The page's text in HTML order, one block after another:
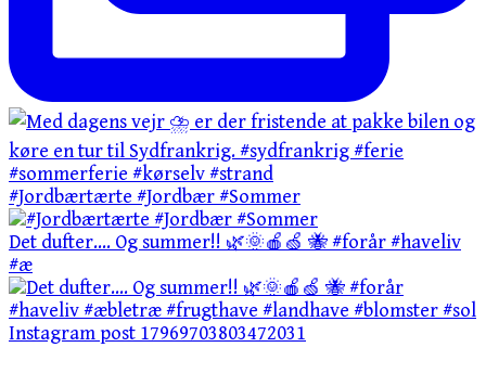
#Jordbærtærte #Jordbær #Sommer
Det dufter…. Og summer!! 🌿🌞🍎🍏 🐝 #forår #haveliv
#æ
Instagram post 17969703803472031